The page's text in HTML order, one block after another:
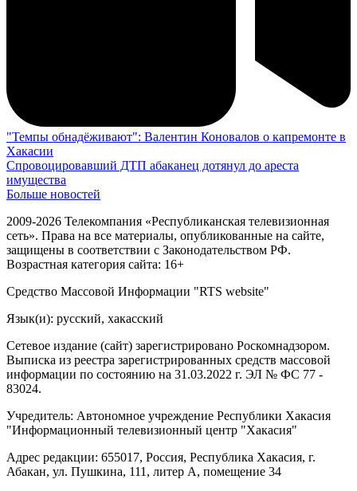
"Темпы обнадёживают": Валентин Коновалов о капремонте в
Хакасии
Спровоцировавший ДТП абаканец дотянул до ареста
имущества
Больше новостей
2009-2026 Телекомпания «Республиканская телевизионная
сеть». Права на все материалы, опубликованные на сайте,
защищены в соответствии с Законодательством РФ.
Возрастная категория сайта: 16+
Средство Массовой Информации "RTS website"
Язык(и): русский, хакасский
Сетевое издание (сайт) зарегистрировано Роскомнадзором.
Выписка из реестра зарегистрированных средств массовой
информации по состоянию на 31.03.2022 г. ЭЛ № ФС 77 -
83024.
Учредитель: Автономное учреждение Республики Хакасия
"Информационный телевизионный центр "Хакасия"
Адрес редакции: 655017, Россия, Республика Хакасия, г.
Абакан, ул. Пушкина, 111, литер А, помещение 34